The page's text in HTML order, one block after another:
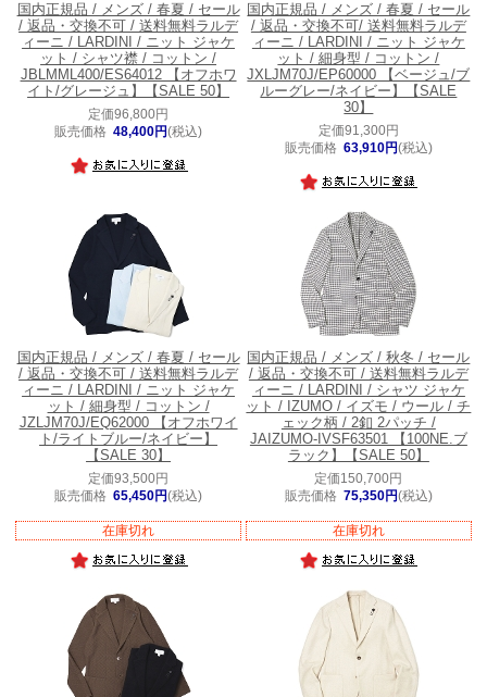
国内正規品 / メンズ / 春夏 / セール
/ 返品・交換不可 / 送料無料ラルデ
ィーニ / LARDINI / ニット ジャケ
ット / シャツ襟 / コットン /
JBLMML400/ES64012 【オフホワ
イト/グレージュ】【SALE 50】
定価96,800円
販売価格 48,400円(税込)
国内正規品 / メンズ / 春夏 / セール
/ 返品・交換不可/ 送料無料ラルデ
ィーニ / LARDINI / ニット ジャケ
ット / 細身型 / コットン /
JXLJM70J/EP60000 【ベージュ/ブ
ルーグレー/ネイビー】【SALE
30】
定価91,300円
販売価格 63,910円(税込)
国内正規品 / メンズ / 春夏 / セール
/ 返品・交換不可 / 送料無料ラルデ
ィーニ / LARDINI / ニット ジャケ
ット / 細身型 / コットン /
JZLJM70J/EQ62000 【オフホワイ
ト/ライトブルー/ネイビー】
【SALE 30】
定価93,500円
販売価格 65,450円(税込)
在庫切れ
国内正規品 / メンズ / 秋冬 / セール
/ 返品・交換不可 / 送料無料ラルデ
ィーニ / LARDINI / シャツ ジャケ
ット / IZUMO / イズモ / ウール / チ
ェック柄 / 2釦 2パッチ /
JAIZUMO-IVSF63501 【100NE.ブ
ラック】【SALE 50】
定価150,700円
販売価格 75,350円(税込)
在庫切れ